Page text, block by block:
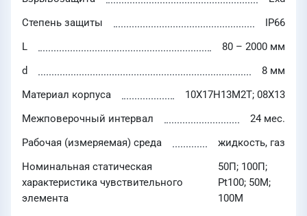
Степень защиты
IP66
L
80 – 2000 мм
d
8 мм
Материал корпуса
10Х17Н13М2Т; 08Х13
Межповерочный интервал
24 мес.
Рабочая (измеряемая) среда
жидкость, газ
Номинальная статическая
характеристика чувствительного
элемента
50П; 100П;
Pt100; 50М;
100М